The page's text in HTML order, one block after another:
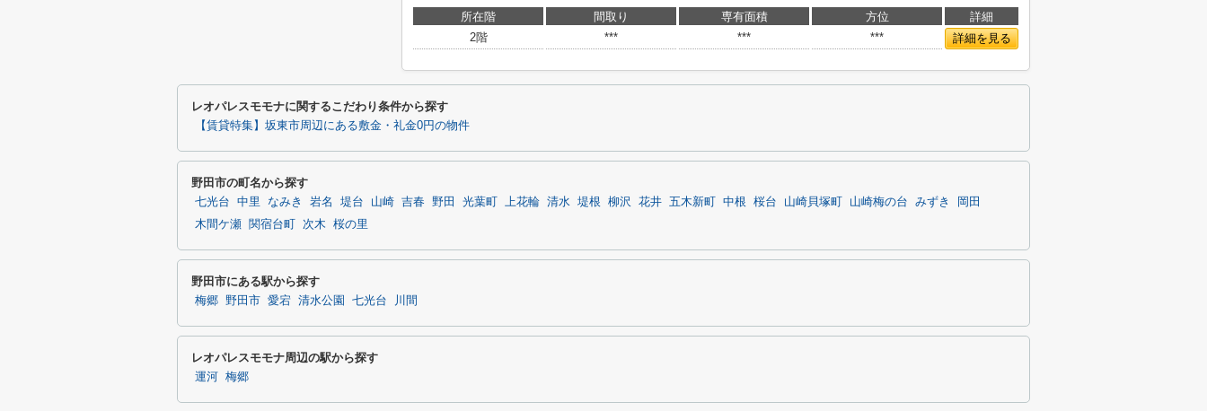
所在階 間取り 専有面積 方位
詳細
2階
*** *** *** 詳細を見る
レオパレスモモナに関するこだわり条件から探す
【賃貸特集】坂東市周辺にある敷金・礼金0円の物件
野田市の町名から探す
七光台 中里 なみき 岩名 堤台 山崎 吉春 野田 光葉町 上花輪 清水 堤根 柳沢 花井 五木新町 中根 桜台 山崎貝塚町 山崎梅の台 みずき
岡田
木間ケ瀬
関宿台町 次木 桜の里
野田市にある駅から探す
梅郷 野田市 愛宕 清水公園 七光台 川間
レオパレスモモナ周辺の駅から探す
運河 梅郷